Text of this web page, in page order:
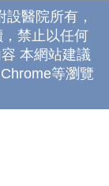
醫院所有，
禁止以任何
本網站建議
等瀏覽